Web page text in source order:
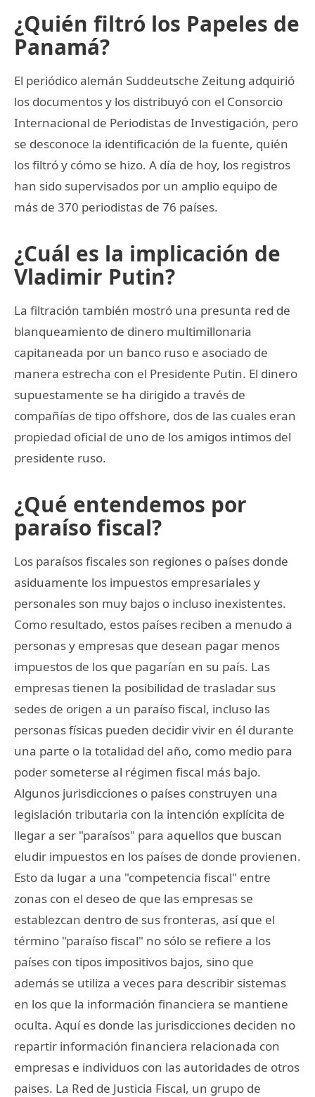
¿Quién filtró los Papeles de
Panamá?
El periódico alemán Suddeutsche Zeitung adquirió
los documentos y los distribuyó con el Consorcio
Internacional de Periodistas de Investigación, pero
se desconoce la identificación de la fuente, quién
los filtró y cómo se hizo. A día de hoy, los registros
han sido supervisados por un amplio equipo de
más de 370 periodistas de 76 países.
¿Cuál es la implicación de
Vladimir Putin?
La filtración también mostró una presunta red de
blanqueamiento de dinero multimillonaria
capitaneada por un banco ruso e asociado de
manera estrecha con el Presidente Putin. El dinero
supuestamente se ha dirigido a través de
compañías de tipo offshore, dos de las cuales eran
propiedad oficial de uno de los amigos intimos del
presidente ruso.
¿Qué entendemos por
paraíso fiscal?
Los paraísos fiscales son regiones o países donde
asiduamente los impuestos empresariales y
personales son muy bajos o incluso inexistentes.
Como resultado, estos países reciben a menudo a
personas y empresas que desean pagar menos
impuestos de los que pagarían en su país. Las
empresas tienen la posibilidad de trasladar sus
sedes de origen a un paraíso fiscal, incluso las
personas físicas pueden decidir vivir en él durante
una parte o la totalidad del año, como medio para
poder someterse al régimen fiscal más bajo.
Algunos jurisdicciones o países construyen una
legislación tributaria con la intención explícita de
llegar a ser "paraísos" para aquellos que buscan
eludir impuestos en los países de donde provienen.
Esto da lugar a una "competencia fiscal" entre
zonas con el deseo de que las empresas se
establezcan dentro de sus fronteras, así que el
término "paraíso fiscal" no sólo se refiere a los
países con tipos impositivos bajos, sino que
además se utiliza a veces para describir sistemas
en los que la información financiera se mantiene
oculta. Aquí es donde las jurisdicciones deciden no
repartir información financiera relacionada con
empresas e individuos con las autoridades de otros
paises. La Red de Justicia Fiscal, un grupo de